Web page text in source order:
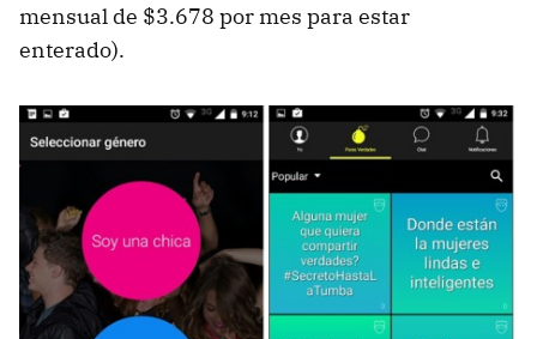
mensual de $3.678 por mes para estar
enterado).